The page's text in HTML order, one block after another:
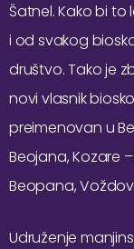
Šatnel. Kako bi
i od svakog
društvo. Tako je
novi vlasnik
preimenovan u
Beojana, Kozare
Beopana,
Udruženje